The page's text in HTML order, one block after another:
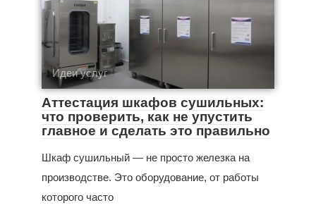
Идеи услуг
Аттестация шкафов сушильных:
что проверить, как не упустить
главное и сделать это правильно
Шкаф сушильный — не просто железка на
производстве. Это оборудование, от работы
которого часто